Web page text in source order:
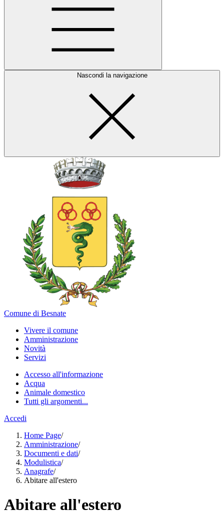
Nascondi la navigazione
Comune di Besnate
Vivere il comune
Amministrazione
Novità
Servizi
Accesso all'informazione
Acqua
Animale domestico
Tutti gli argomenti...
Accedi
Home Page/
Amministrazione/
Documenti e dati/
Modulistica/
Anagrafe/
Abitare all'estero
Abitare all'estero